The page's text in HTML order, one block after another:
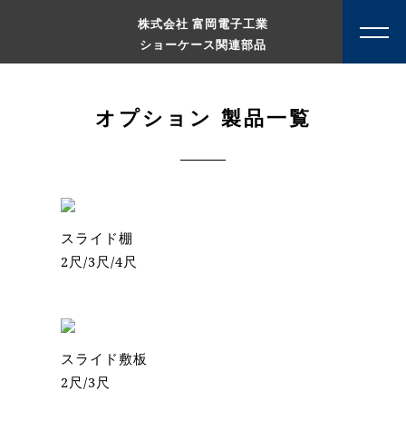
株式会社 富岡電子工業
ショーケース関連部品
オプション 製品一覧
スライド棚
2尺/3尺/4尺
スライド敷板
2尺/3尺